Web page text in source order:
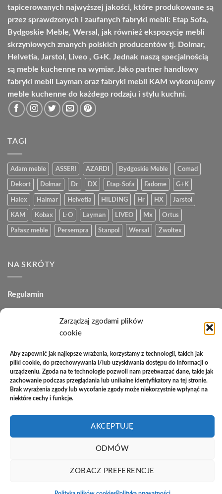
Zarządzaj zgodami plików
cookie
Aby zapewnić jak najlepsze wrażenia, korzystamy z technologii, takich jak
pliki cookie, do przechowywania i/lub uzyskiwania dostępu do informacji o
urządzeniu. Zgoda na te technologie pozwoli nam przetwarzać dane, takie jak
zachowanie podczas przeglądania lub unikalne identyfikatory na tej stronie.
Brak wyrażenia zgody lub wycofanie zgody może niekorzystnie wpłynąć na
niektóre cechy i funkcje.
AKCEPTUJĘ
ODMÓW
ZOBACZ PREFERENCJE
tapicerowanych najwyższej jakości, które produkowane są
przez sprawdzonych i zaufanych fabryki mebli: Etap Sofa,
Bydgoskie Meble, Wersal, jak również ekspozycję mebli
skrzyniowych znanych polskich producentów tj. Dolmar,
Helvetia, Jarstol, Liveo , G+K. Jednak naszą specjalnością
są meble kuchenne na wymiar. Jako partner handlowy
fabryki mebli Layman oraz fabryki mebli KAM wykonujemy
meble kuchenne do każdego rodzaju i stylu kuchni.
TAGI
Adam meble ASSERI AZARDI Bydgoskie Meble Comad
Dekort Dolmar Dr DX Etap-Sofa Fadome G+K
Halex Halmar Helvetia HILDING Hr HX Jarstol
KAM Kobax L-O Layman LIVEO Mx Ortus
Pałasz meble Persempra Stanpol Wersal Zwoltex
NA SKRÓTY
Regulamin
Polityka prywatności
Polityka zwrotów
Zakupy na raty
Kontakt
PayU
Cash
On
Delivery
on
Transfer
Copyright 2026 ©Studio Meblowe Asseri